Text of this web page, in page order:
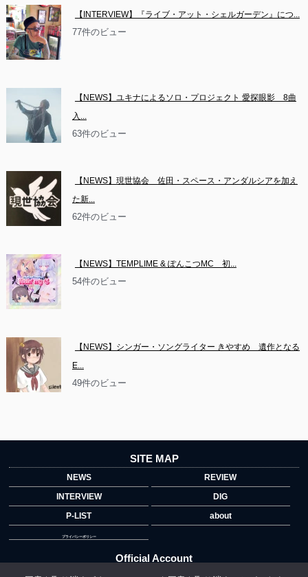
【INTERVIEW】『ライブ・アット・シェルガーデン』につ...
77件のビュー
【NEWS】ユキナによるソロ・プロジェクト 愛探眼影　8曲
入...
63件のビュー
【NEWS】現世協会　佐田・スペース・アンダルシアを加え
た新...
62件のビュー
【NEWS】TEMPLIME & ぽんこつMC　初...
54件のビュー
【NEWS】シンガー・ソングライター きやすめ　遺作となる
E...
49件のビュー
SITE MAP
NEWS
REVIEW
INTERVIEW
DIG
P-LIST
about
プライバシーポリシー
Official Account